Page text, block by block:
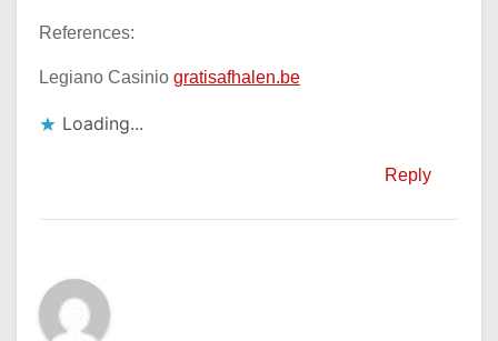
References:
Legiano Casinio gratisafhalen.be
Loading...
Reply